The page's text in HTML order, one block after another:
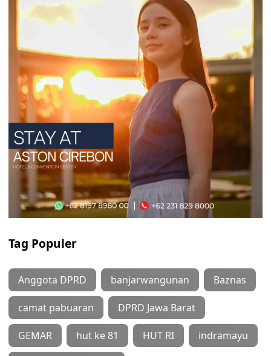
Tag Populer
Anggota DPRD banjarwangunan Baznas
camat pabuaran DPRD Jawa Barat
GEMAR hut ke 81 HUT RI indramayu